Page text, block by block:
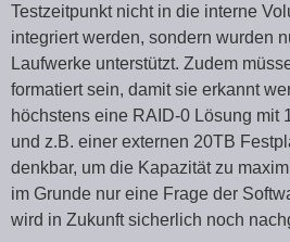
Testzeitpunkt nicht in die interne
integriert werden, sondern wurden
Laufwerke unterstützt. Zudem
formatiert sein, damit sie erkannt
höchstens eine RAID-0 Lösung mit
und z.B. einer externen 20TB
denkbar, um die Kapazität zu
im Grunde nur eine Frage der
wird in Zukunft sicherlich noch